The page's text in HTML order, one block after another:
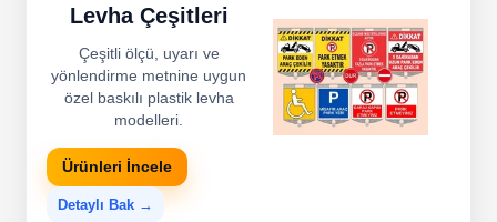
Levha Çeşitleri
Çeşitli ölçü, uyarı ve
yönlendirme metnine uygun
özel baskılı plastik levha
modelleri.
Ürünleri İncele
Detaylı Bak →